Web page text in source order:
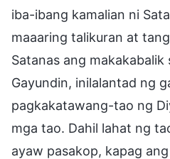
iba-ibang kamalian ni
maaaring talikuran at
Satanas ang makakabalik
Gayundin, inilalantad ng
pagkakatawang-tao ng
mga tao. Dahil lahat ng
ayaw pasakop, kapag